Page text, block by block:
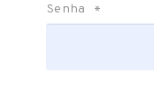
Senha *